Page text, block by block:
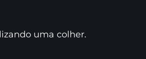
uma colher.